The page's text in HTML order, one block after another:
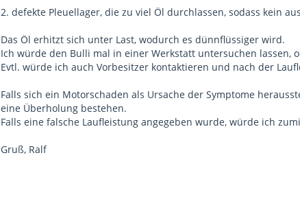
2. defekte Pleuellager, die zu viel Öl durchlassen, sodass kein
Das Öl erhitzt sich unter Last, wodurch es dünnflüssiger wird.
Ich würde den Bulli mal in einer Werkstatt untersuchen lassen,
Evtl. würde ich auch Vorbesitzer kontaktieren und nach der
Falls sich ein Motorschaden als Ursache der Symptome
eine Überholung bestehen.
Falls eine falsche Laufleistung angegeben wurde, würde ich
Gruß, Ralf